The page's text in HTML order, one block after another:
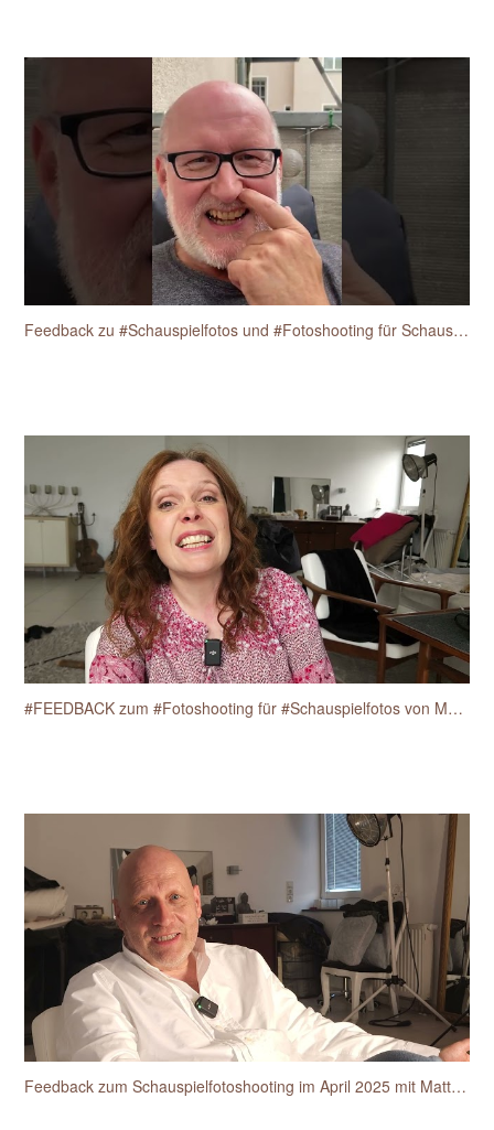
Feedback zu #Schauspielfotos und #Fotoshooting für Schauspieler vom Schauspieler Heiko Fischer
#FEEDBACK zum #Fotoshooting für #Schauspielfotos von Martine Anne Breisch am 17.4.2025.
Feedback zum Schauspielfotoshooting im April 2025 mit Matthias van den Berg